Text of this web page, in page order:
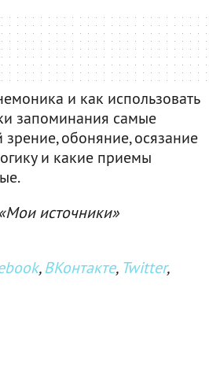
и как использовать
запоминания самые
зрение, обоняние, осязание
и какие приемы
источники»
, ВКонтакте, Twitter,